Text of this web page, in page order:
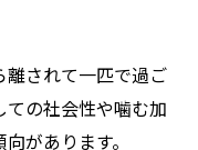
離されて一匹で過ご
ての社会性や噛む加
があります。